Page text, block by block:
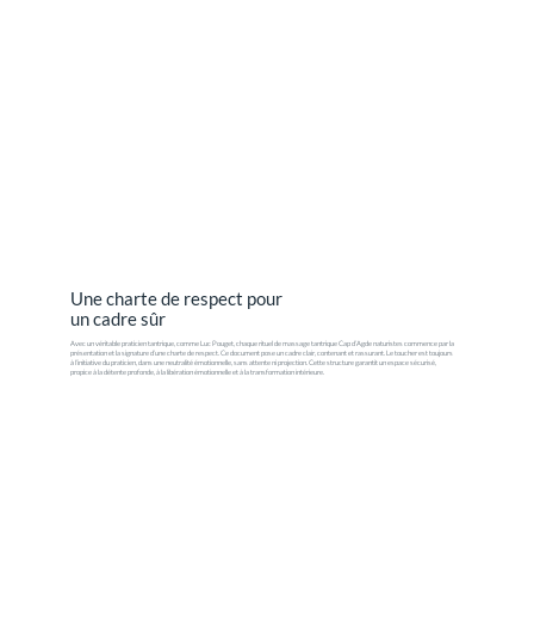
Une charte de respect pour
un cadre sûr
Avec un véritable praticien tantrique, comme Luc Pouget, chaque rituel de massage tantrique Cap d’Agde naturistes commence par la
présentation et la signature d’une charte de respect. Ce document pose un cadre clair, contenant et rassurant. Le toucher est toujours
à l’initiative du praticien, dans une neutralité émotionnelle, sans attente ni projection. Cette structure garantit un espace sécurisé,
propice à la détente profonde, à la libération émotionnelle et à la transformation intérieure.